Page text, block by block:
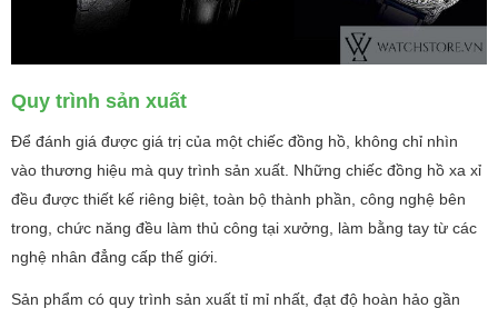
Quy trình sản xuất
Để đánh giá được giá trị của một chiếc đồng hồ, không chỉ nhìn
vào thương hiệu mà quy trình sản xuất. Những chiếc đồng hồ xa xỉ
đều được thiết kế riêng biệt, toàn bộ thành phần, công nghệ bên
trong, chức năng đều làm thủ công tại xưởng, làm bằng tay từ các
nghệ nhân đẳng cấp thế giới.
Sản phẩm có quy trình sản xuất tỉ mỉ nhất, đạt độ hoàn hảo gần